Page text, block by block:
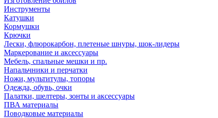
Инструменты
Катушки
Кормушки
Крючки
Лески, флюрокарбон, плетеные шнуры, шок-лидеры
Маркерование и аксессуары
Мебель, спальные мешки и пр.
Напальчники и перчатки
Ножи, мультитулы, топоры
Одежда, обувь, очки
Палатки, шелтеры, зонты и аксессуары
ПВА материалы
Поводковые материалы